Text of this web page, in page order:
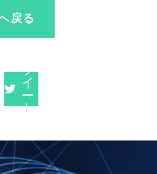
戻る
ツ
イ
ー
ト